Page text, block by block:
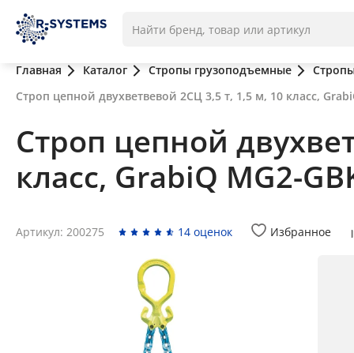
Главная Каталог Стропы грузоподъемные
Строп цепной двухветвевой 2СЦ 3,5 т, 1,5 м, 10 класс,
Строп цепной
класс, GrabiQ MG2-
Артикул: 200275 14 оценок Избранное